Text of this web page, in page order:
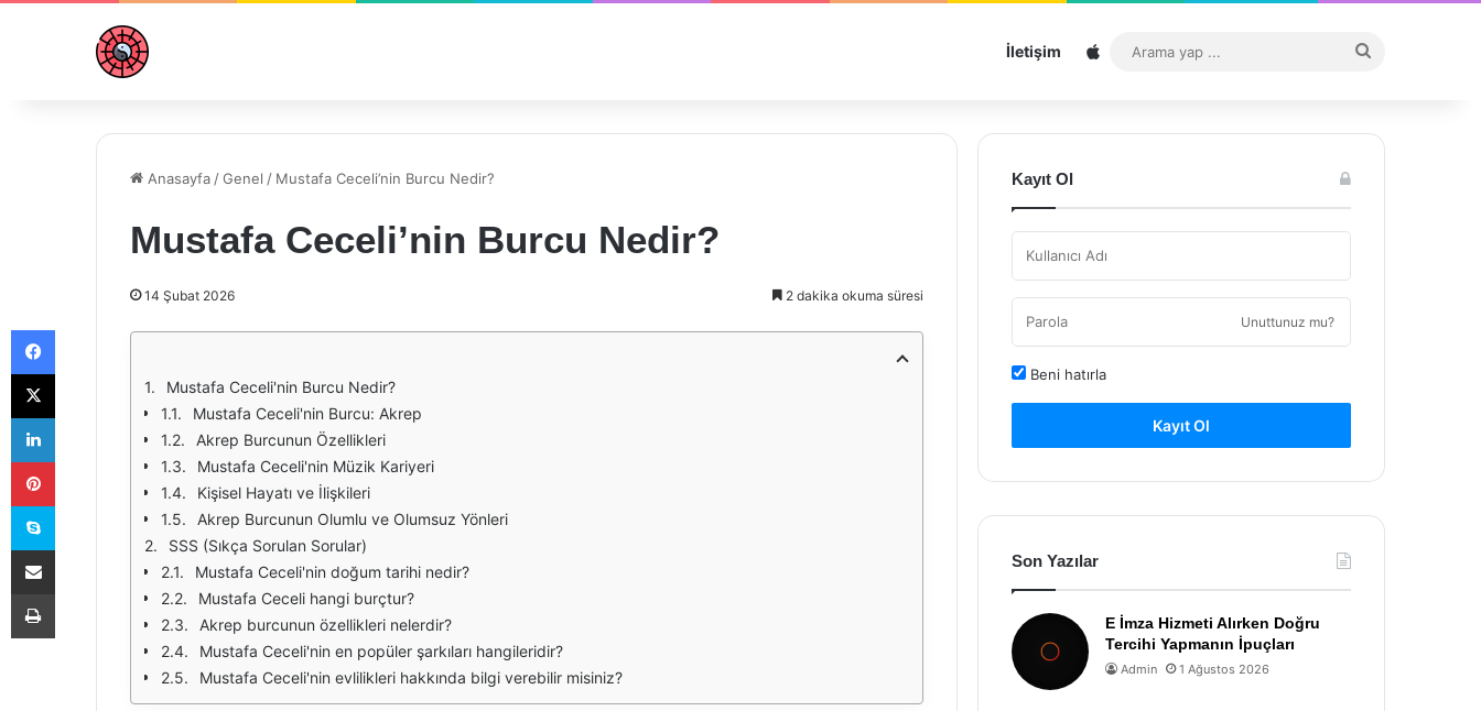
İletişim Sitemap
...
Anasayfa /Genel / Mustafa Ceceli’nin Burcu Nedir?
Mustafa Ceceli’nin Burcu Nedir?
14 Şubat 2026 2 dakika okuma süresi
Mustafa Ceceli'nin Burcu Nedir?
Mustafa Ceceli'nin Burcu: Akrep
Akrep Burcunun Özellikleri
Mustafa Ceceli'nin Müzik Kariyeri
Kişisel Hayatı ve İlişkileri
Akrep Burcunun Olumlu ve Olumsuz Yönleri
SSS (Sıkça Sorulan Sorular)
Mustafa Ceceli'nin doğum tarihi nedir?
Mustafa Ceceli hangi burçtur?
Akrep burcunun özellikleri nelerdir?
Mustafa Ceceli'nin en popüler şarkıları hangileridir?
Mustafa Ceceli'nin evlilikleri hakkında bilgi verebilir misiniz?
Kayıt Ol
Unuttunuz mu?
Beni hatırla
Kayıt Ol
Son Yazılar
E İmza Hizmeti Alırken Doğru
Tercihi Yapmanın İpuçları
Admin 1 Ağustos 2026
Facebook
X
LinkedIn
Pinterest
Skype
E-Posta ile paylaş